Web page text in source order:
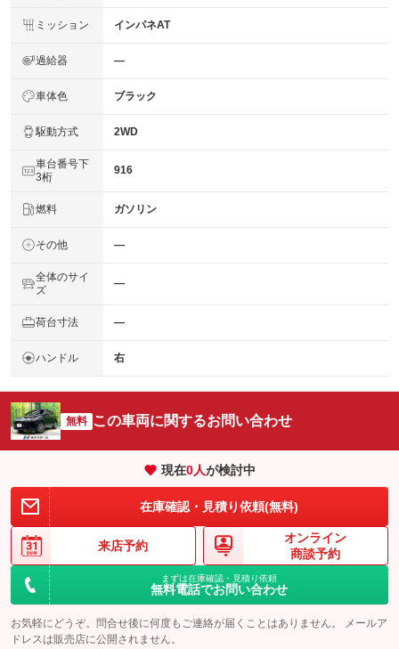
ミッション インパネAT
過給器 ―
車体色 ブラック
駆動方式 2WD
車台番号下
3桁
916
燃料 ガソリン
その他 ―
全体のサイ
ズ
―
荷台寸法 ―
ハンドル 右
無料 この車両に関するお問い合わせ
現在0人が検討中
在庫確認・見積り依頼(無料)
来店予約
オンライン
商談予約
まずは在庫確認・見積り依頼
無料電話でお問い合わせ
お気軽にどうぞ。問合せ後に何度もご連絡が届くことはありません。 メールア
ドレスは販売店に公開されません。